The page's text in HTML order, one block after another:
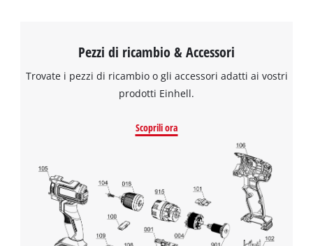
Pezzi di ricambio & Accessori
Trovate i pezzi di ricambio o gli accessori adatti ai vostri
prodotti Einhell.
Scoprili ora